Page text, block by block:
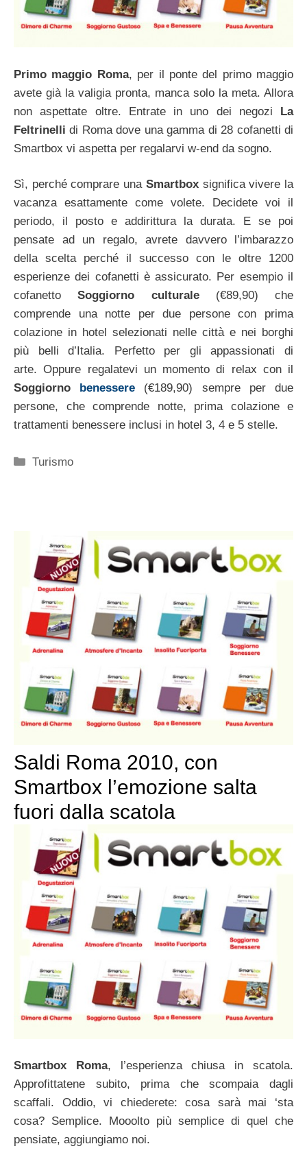
Primo maggio Roma, per il ponte del primo maggio
avete già la valigia pronta, manca solo la meta. Allora
non aspettate oltre. Entrate in uno dei negozi La
Feltrinelli di Roma dove una gamma di 28 cofanetti di
Smartbox vi aspetta per regalarvi w-end da sogno.
Sì, perché comprare una Smartboxsignifica vivere la
vacanza esattamente come volete. Decidete voi il
periodo, il posto e addirittura la durata. E se poi
pensate ad un regalo, avrete davvero l’imbarazzo
della scelta perché il successo con le oltre 1200
esperienze dei cofanetti è assicurato. Per esempio il
cofanetto Soggiorno culturale(€89,90) che
comprende una notte per due persone con prima
colazione in hotel selezionati nelle città e nei borghi
più belli d’Italia. Perfetto per gli appassionati di
arte. Oppure regalatevi un momento di relax con il
Soggiorno
benessere (€189,90) sempre per due
persone, che comprende notte, prima colazione e
trattamenti benessere inclusi in hotel 3, 4 e 5 stelle.
Categorie
Turismo
Saldi Roma 2010, con
Smartbox l’emozione salta
fuori dalla scatola
Smartbox Roma, l’esperienza chiusa in scatola.
Approfittatene subito, prima che scompaia dagli
scaffali. Oddio, vi chiederete: cosa sarà mai ‘sta
cosa? Semplice. Mooolto più semplice di quel che
pensiate, aggiungiamo noi.